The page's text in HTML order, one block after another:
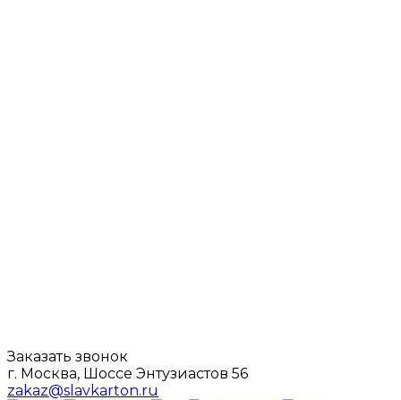
Заказать звонок
г. Москва, Шоссе Энтузиастов 56
zakaz@slavkarton.ru